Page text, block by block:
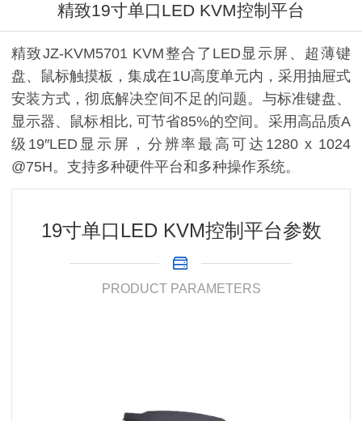
精致19寸单口LED KVM控制平台
精致JZ-KVM5701 KVM整合了LED显示屏、超薄键
盘、鼠标触摸板，集成在1U高度单元内，采用抽屉式
安装方式，彻底解决空间不足的问题。与标准键盘、
显示器、鼠标相比, 可节省85%的空间。采用高品质A
级19″LED显示屏，分辨率最高可达1280 x 1024
@75H。支持多种硬件平台和多种操作系统。
19寸单口LED KVM控制平台参数
PRODUCT PARAMETERS